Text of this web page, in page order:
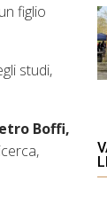
figlio
studi,
Boffi,